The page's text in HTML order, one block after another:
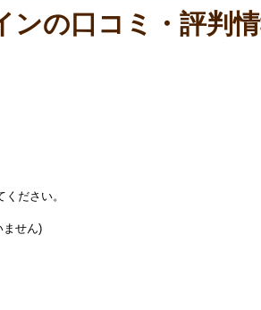
ンの口コミ・評判
ださい。
ません)